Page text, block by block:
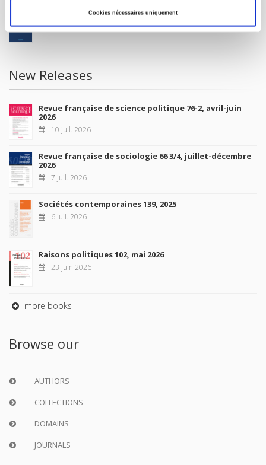
Cookies nécessaires uniquement
La France et l'Union européenne
4 sept. 2026
New Releases
Revue française de science politique 76-2, avril-juin
2026
10 juil. 2026
Revue française de sociologie 66 3/4, juillet-décembre
2026
7 juil. 2026
Sociétés contemporaines 139, 2025
6 juil. 2026
Raisons politiques 102, mai 2026
23 juin 2026
more books
Browse our
AUTHORS
COLLECTIONS
DOMAINS
JOURNALS